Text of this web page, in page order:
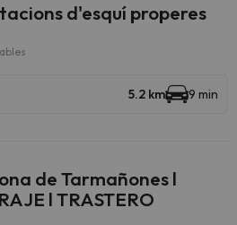
d'esquí properes
5.2 km 9 min
de Tarmañones l
l TRASTERO